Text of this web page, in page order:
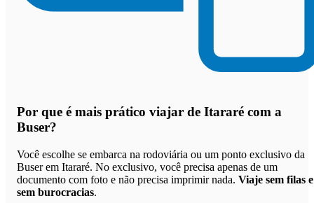
Por que é mais prático viajar de Itararé com a
Buser?
Você escolhe se embarca na rodoviária ou um ponto exclusivo da
Buser em Itararé. No exclusivo, você precisa apenas de um
documento com foto e não precisa imprimir nada. Viaje sem filas e
sem burocracias.